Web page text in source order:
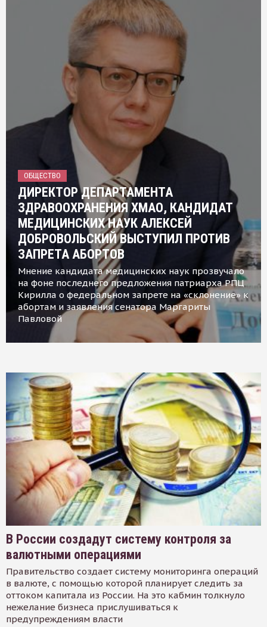
ОБЩЕСТВО
ДИРЕКТОР ДЕПАРТАМЕНТА
ЗДРАВООХРАНЕНИЯ ХМАО, КАНДИДАТ
МЕДИЦИНСКИХ НАУК АЛЕКСЕЙ
ДОБРОВОЛЬСКИЙ ВЫСТУПИЛ ПРОТИВ
ЗАПРЕТА АБОРТОВ
Мнение кандидата медицинских наук прозвучало
на фоне последнего предложения патриарха РПЦ
Кирилла о федеральном запрете на «склонение» к
абортам и заявления сенатора Маргариты
Павловой
В России создадут систему контроля за
валютными операциями
Правительство создает систему мониторинга операций
в валюте, с помощью которой планирует следить за
оттоком капитала из России. На это кабмин толкнуло
нежелание бизнеса прислушиваться к
предупреждениям власти